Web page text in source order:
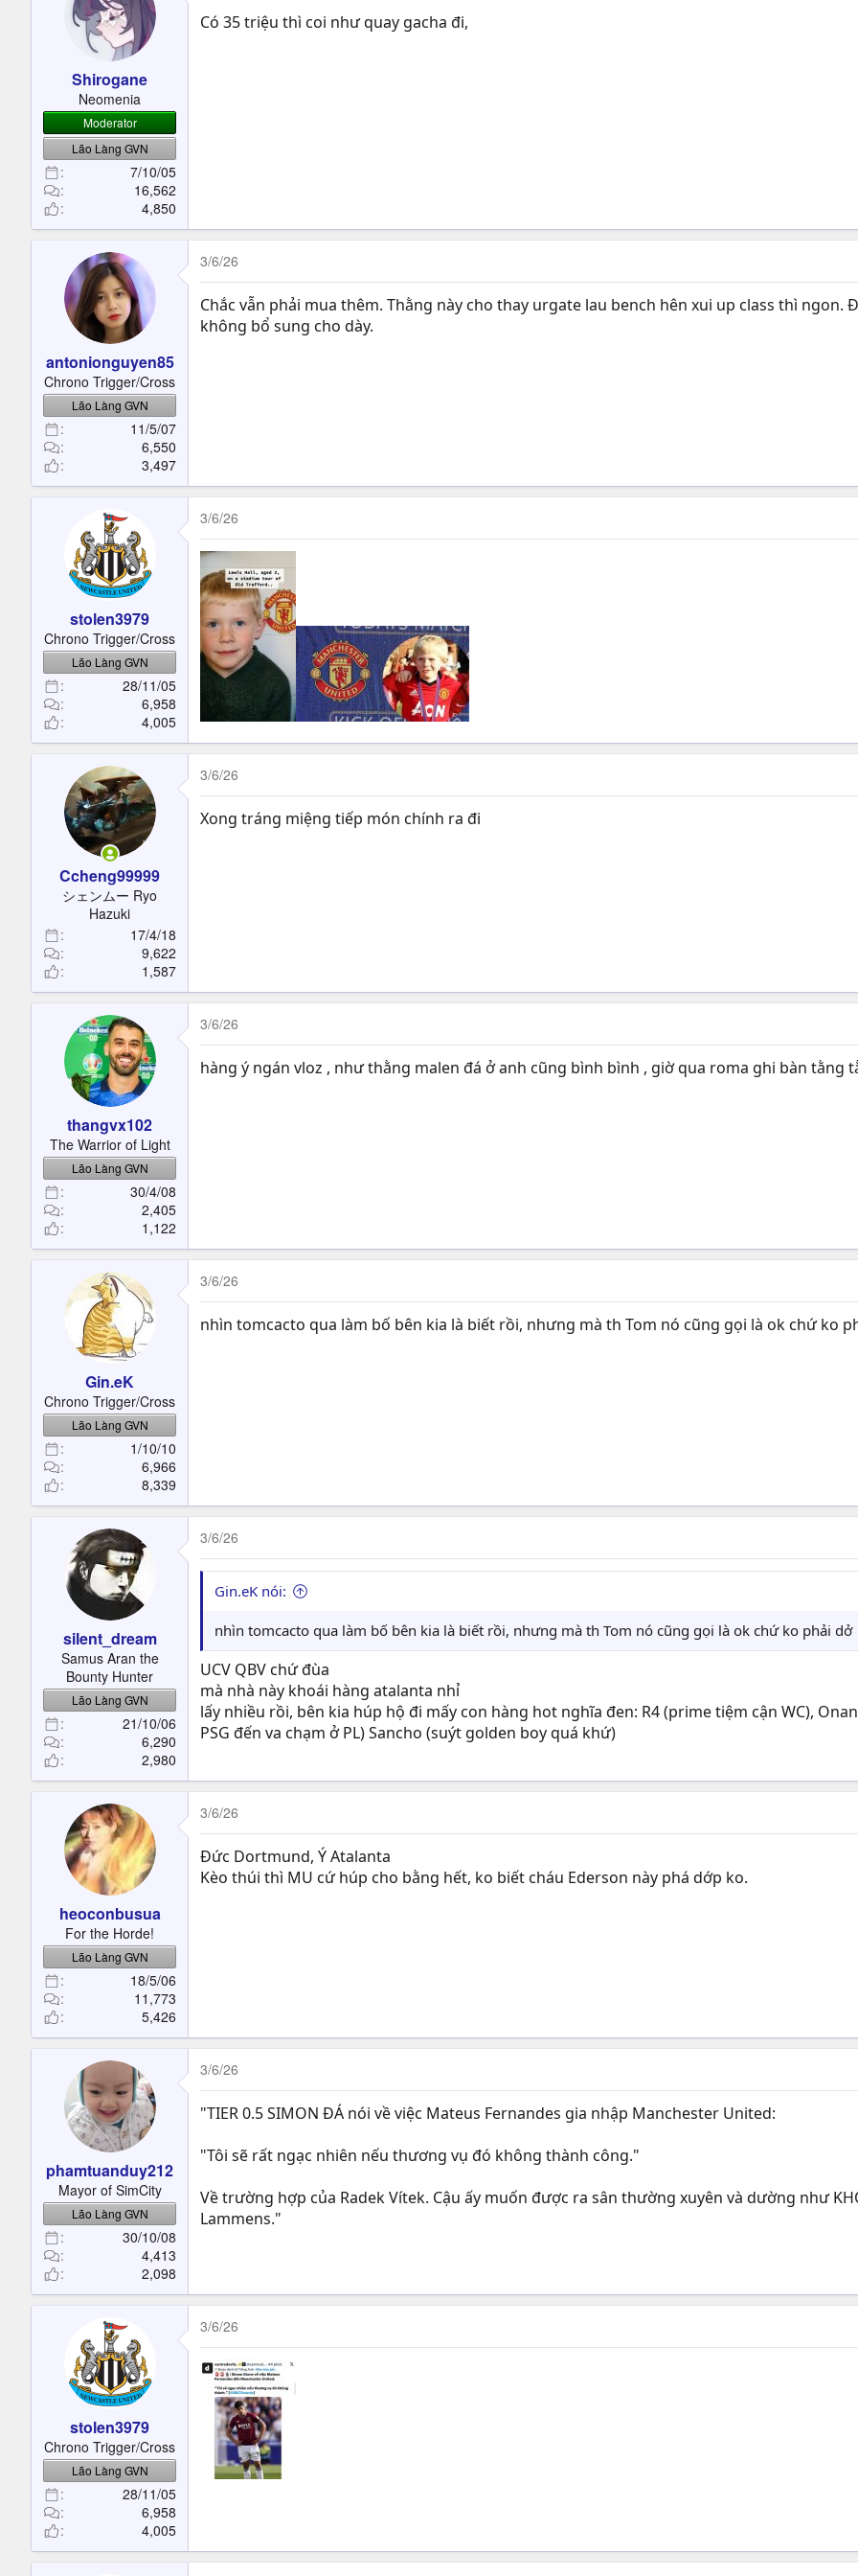
Shirogane
Neomenia
Moderator
Lão Làng GVN
7/10/05
16,562
4,850
Có 35 triệu thì coi như quay gacha đi,
antonionguyen85
Chrono Trigger/Cross
Lão Làng GVN
11/5/07
6,550
3,497
3/6/26
Chắc vẫn phải mua thêm. Thằng này cho thay urgate lau bench hên xui up class thì
không bổ sung cho dày.
stolen3979
Chrono Trigger/Cross
Lão Làng GVN
28/11/05
6,958
4,005
3/6/26
Ccheng99999
シェンムー Ryo
Hazuki
17/4/18
9,622
1,587
3/6/26
Xong tráng miệng tiếp món chính ra đi
thangvx102
The Warrior of Light
Lão Làng GVN
30/4/08
2,405
1,122
3/6/26
hàng ý ngán vloz , như thằng malen đá ở anh cũng bình bình , giờ qua roma ghi bàn tằng
Gin.eK
Chrono Trigger/Cross
Lão Làng GVN
1/10/10
6,966
8,339
3/6/26
nhìn tomcacto qua làm bố bên kia là biết rồi, nhưng mà th Tom nó cũng gọi là ok chứ ko
silent_dream
Samus Aran the
Bounty Hunter
Lão Làng GVN
21/10/06
6,290
2,980
3/6/26
Gin.eK nói:
nhìn tomcacto qua làm bố bên kia là biết rồi, nhưng mà th Tom nó cũng gọi là ok chứ ko phải dở
UCV QBV chứ đùa
mà nhà này khoái hàng atalanta nhỉ
lấy nhiều rồi, bên kia húp hộ đi mấy con hàng hot nghĩa đen: R4 (prime tiệm cận WC),
PSG đến va chạm ở PL) Sancho (suýt golden boy quá khứ)
heoconbusua
For the Horde!
Lão Làng GVN
18/5/06
11,773
5,426
3/6/26
Đức Dortmund, Ý Atalanta
Kèo thúi thì MU cứ húp cho bằng hết, ko biết cháu Ederson này phá dớp ko.
phamtuanduy212
Mayor of SimCity
Lão Làng GVN
30/10/08
4,413
2,098
3/6/26
"TIER 0.5 SIMON ĐÁ nói về việc Mateus Fernandes gia nhập Manchester United:
"Tôi sẽ rất ngạc nhiên nếu thương vụ đó không thành công."
Về trường hợp của Radek Vítek. Cậu ấy muốn được ra sân thường xuyên và dường như
Lammens."
stolen3979
Chrono Trigger/Cross
Lão Làng GVN
28/11/05
6,958
4,005
3/6/26